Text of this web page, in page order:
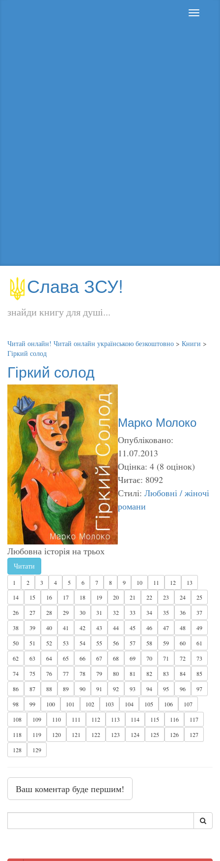
Слава ЗСУ!
знайди книгу для душі...
Читай онлайн! Читай онлайн українською безкоштовно > Книги >
Гіркий солод
Гіркий солод
Марко Молоко
Опубліковано:
11.07.2013
Оцінка: 4 (8 оцінок)
Читає: 8092
Стилі: Любовні / жіночі
романи
Любовна історія на трьох
Читати
1 2 3 4 5 6 7 8 9 10 11 12
13
14
15 16 17 18 19 20 21 22 23 24
25
26
27 28 29 30 31 32 33 34 35 36
37
38
39 40 41 42 43 44 45 46 47 48
49
50
51 52 53 54 55 56 57 58 59 60
61
62
63 64 65 66 67 68 69 70 71 72
73
74
75 76 77 78 79 80 81 82 83 84
85
86
87 88 89 90 91 92 93 94 95 96
97
98
99 100 101 102 103 104 105 106
107
108
109 110 111 112 113 114 115 116
117
118
119 120 121 122 123 124 125 126
127
128
129
Ваш коментар буде першим!